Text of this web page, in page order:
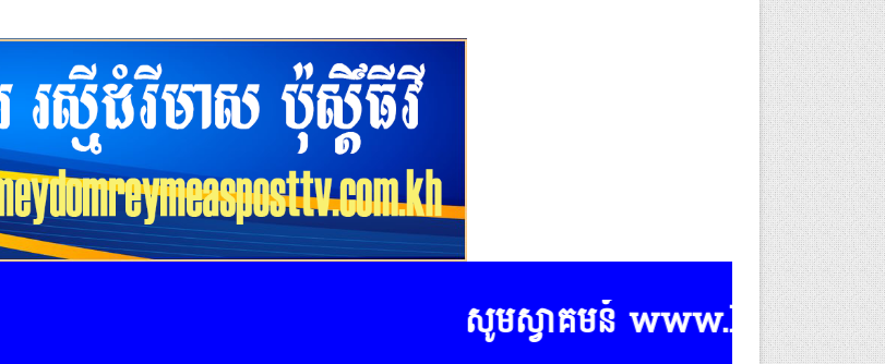
សូមស្វាគមន៍ www.k-